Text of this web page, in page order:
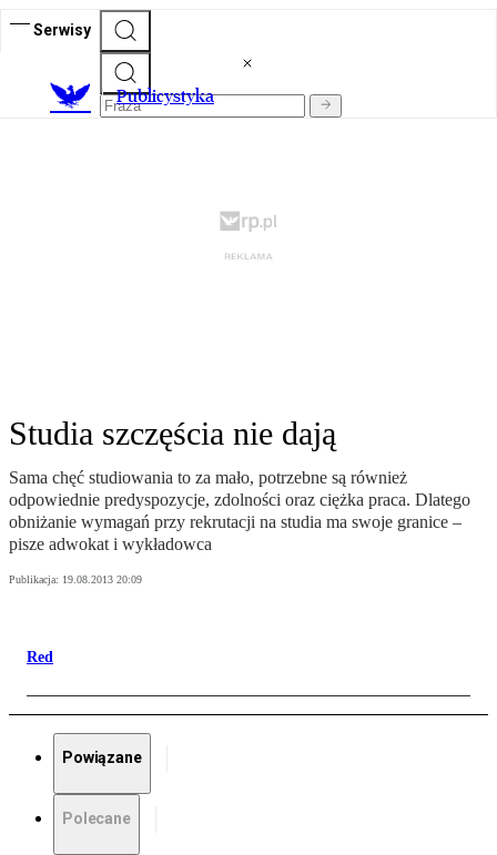
Serwisy
Publicystyka
Studia szczęścia nie dają
Sama chęć studiowania to za mało, potrzebne są również
odpowiednie predyspozycje, zdolności oraz ciężka praca. Dlatego
obniżanie wymagań przy rekrutacji na studia ma swoje granice –
pisze adwokat i wykładowca
Publikacja: 19.08.2013 20:09
Red
Powiązane
Polecane